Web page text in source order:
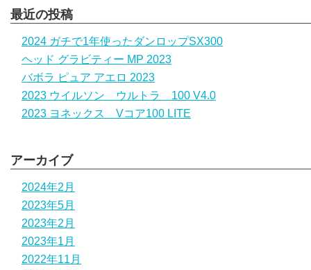
最近の投稿
2024 ガチで1年使ったダンロップSX300
ヘッド グラビティー MP 2023
バボラ ピュア アエロ 2023
2023 ウイルソン ウルトラ 100 V4.0
2023 ヨネックス Vコア100 LITE
アーカイブ
2024年2月
2023年5月
2023年2月
2023年1月
2022年11月